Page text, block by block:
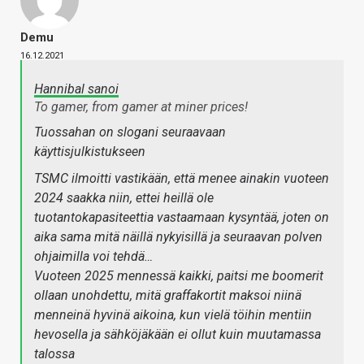
Demu
16.12.2021
Hannibal sanoi
To gamer, from gamer at miner prices!
Tuossahan on slogani seuraavaan
käyttisjulkistukseen
TSMC ilmoitti vastikään, että menee ainakin vuoteen
2024 saakka niin, ettei heillä ole
tuotantokapasiteettia vastaamaan kysyntää, joten on
aika sama mitä näillä nykyisillä ja seuraavan polven
ohjaimilla voi tehdä…
Vuoteen 2025 mennessä kaikki, paitsi me boomerit
ollaan unohdettu, mitä graffakortit maksoi niinä
menneinä hyvinä aikoina, kun vielä töihin mentiin
hevosella ja sähköjäkään ei ollut kuin muutamassa
talossa